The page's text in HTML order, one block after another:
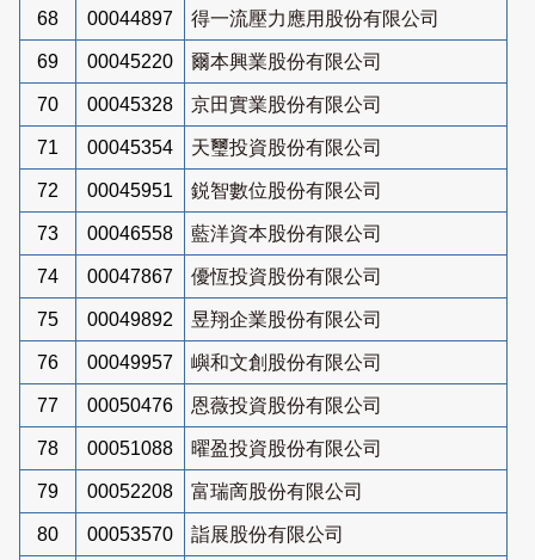
68 00044897 得一流壓力應用股份有限公司
69 00045220 爾本興業股份有限公司
70 00045328 京田實業股份有限公司
71 00045354 天璽投資股份有限公司
72 00045951 鋭智數位股份有限公司
73 00046558 藍洋資本股份有限公司
74 00047867 優恆投資股份有限公司
75 00049892 昱翔企業股份有限公司
76 00049957 嶼和文創股份有限公司
77 00050476 恩薇投資股份有限公司
78 00051088 曜盈投資股份有限公司
79 00052208 富瑞啇股份有限公司
80 00053570 詣展股份有限公司